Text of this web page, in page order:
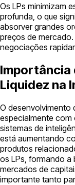
Os LPs minimizam
profunda, o que
absorver grandes
preços de
negociações
Importância
Liquidez na
O desenvolvimento
especialmente
sistemas de
está aumentando
produtos
os LPs, formando
mercados de
importante tanto